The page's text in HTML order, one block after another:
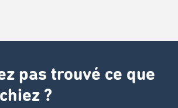
pas trouvé ce que
?